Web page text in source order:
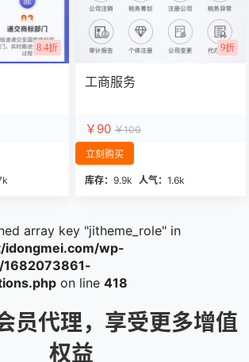
8.4折 9折
工商服务
￥90 ￥100
立刻购买
库存： 9.9k 人气： 1.6k
array key "jitheme_role" in
wp-
on line 418
员代理，享受更多增值
权益